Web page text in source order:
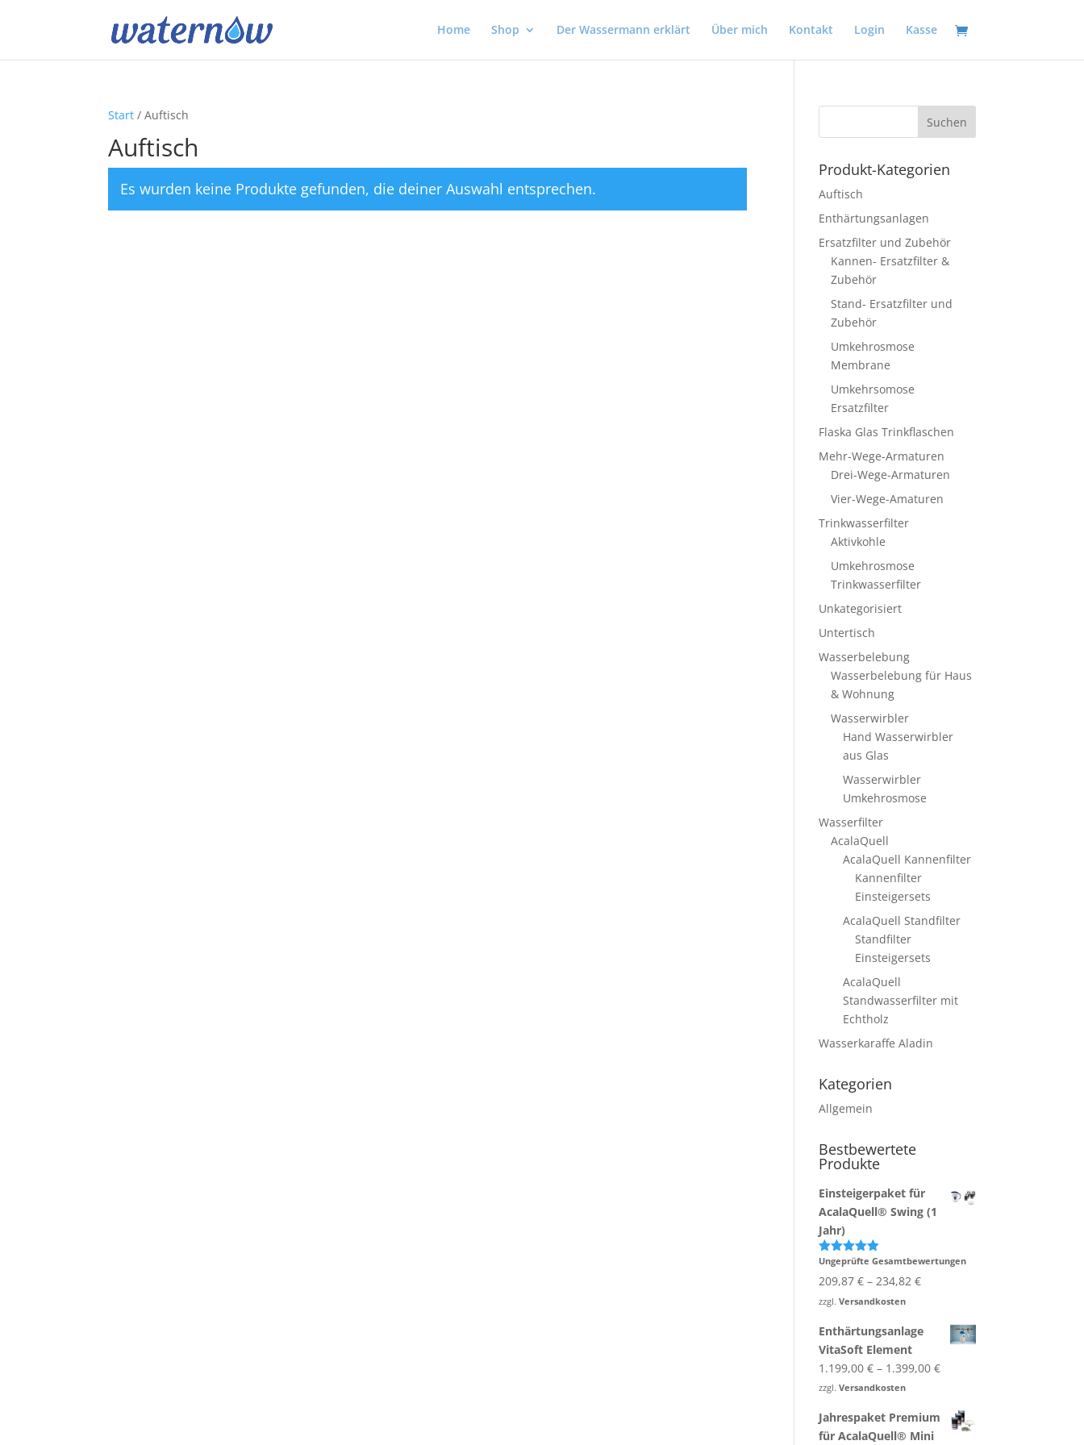
Home Shop Der Wassermann erklärt Über mich Kontakt Login Kasse
Start / Auftisch
Auftisch
Es wurden keine Produkte gefunden, die deiner Auswahl entsprechen.
Produkt-Kategorien
Auftisch
Enthärtungsanlagen
Ersatzfilter und Zubehör
Kannen- Ersatzfilter &
Zubehör
Stand- Ersatzfilter und
Zubehör
Umkehrosmose
Membrane
Umkehrsomose
Ersatzfilter
Flaska Glas Trinkflaschen
Mehr-Wege-Armaturen
Drei-Wege-Armaturen
Vier-Wege-Amaturen
Trinkwasserfilter
Aktivkohle
Umkehrosmose
Trinkwasserfilter
Unkategorisiert
Untertisch
Wasserbelebung
Wasserbelebung für Haus
& Wohnung
Wasserwirbler
Hand Wasserwirbler
aus Glas
Wasserwirbler
Umkehrosmose
Wasserfilter
AcalaQuell
AcalaQuell Kannenfilter
Kannenfilter
Einsteigersets
AcalaQuell Standfilter
Standfilter
Einsteigersets
AcalaQuell
Standwasserfilter mit
Echtholz
Wasserkaraffe Aladin
Kategorien
Allgemein
Bestbewertete
Produkte
Einsteigerpaket für
AcalaQuell® Swing (1
Jahr)
Bewertet
von 5
Ungeprüfte Gesamtbewertungen
209,87€ –234,82€
zzgl.Versandkosten
Enthärtungsanlage
VitaSoft Element
1.199,00€ – 1.399,00€
zzgl.Versandkosten
Jahrespaket Premium
für AcalaQuell® Mini